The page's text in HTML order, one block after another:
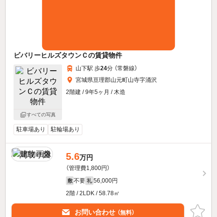
ビバリーヒルズタウンＣの賃貸物件
すべての写真
山下駅 歩24分 （常磐線）
宮城県亘理郡山元町山寺字涌沢
2階建 / 9年5ヶ月 / 木造
駐車場あり 駐輪場あり
5.6万円
（管理費1,800円）
敷 不要 礼 56,000円
2階 / 2LDK / 58.78㎡
お問い合わせ （無料）